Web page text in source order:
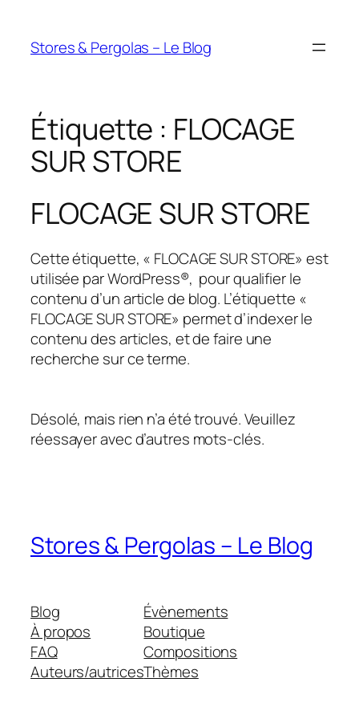
contenu
Stores & Pergolas – Le Blog
Étiquette : FLOCAGE
SUR STORE
FLOCAGE SUR STORE
Cette étiquette, « FLOCAGE SUR STORE» est
utilisée par WordPress®, pour qualifier le
contenu d’un article de blog. L’étiquette «
FLOCAGE SUR STORE» permet d’indexer le
contenu des articles, et de faire une
recherche sur ce terme.
Désolé, mais rien n’a été trouvé. Veuillez
réessayer avec d’autres mots-clés.
Stores & Pergolas – Le Blog
Blog
À propos
FAQ
Auteurs/autrices
Évènements
Boutique
Compositions
Thèmes